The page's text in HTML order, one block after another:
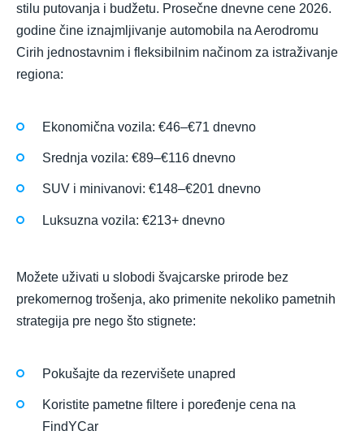
stilu putovanja i budžetu. Prosečne dnevne cene 2026.
godine čine iznajmljivanje automobila na Aerodromu
Cirih jednostavnim i fleksibilnim načinom za istraživanje
regiona:
Ekonomična vozila: €46–€71 dnevno
Srednja vozila: €89–€116 dnevno
SUV i minivanovi: €148–€201 dnevno
Luksuzna vozila: €213+ dnevno
Možete uživati u slobodi švajcarske prirode bez
prekomernog trošenja, ako primenite nekoliko pametnih
strategija pre nego što stignete:
Pokušajte da rezervišete unapred
Koristite pametne filtere i poređenje cena na
FindYCar